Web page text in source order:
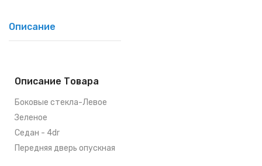
Описание
Описание Товара
Боковые стекла-Левое
Зеленое
Седан - 4dr
Передняя дверь опускная